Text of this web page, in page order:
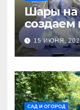
Шары на
создаем
15 ИЮНЯ,
САД И ОГОРОД